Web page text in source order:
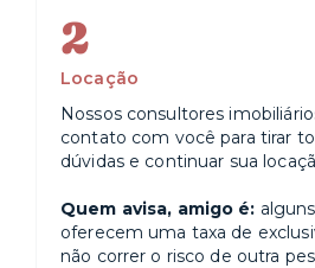
2
Locação
Nossos consultores
contato com você para tirar
dúvidas e continuar sua
Quem avisa, amigo é:
oferecem uma taxa de
não correr o risco de outra